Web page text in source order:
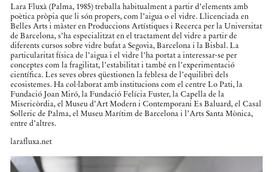
Lara Fluxà (Palma, 1985) treballa habitualment a partir d’elements amb
poètica pròpia que li són propers, com l’aigua o el vidre. Llicenciada en
Belles Arts i màster en Produccions Artístiques i Recerca per la Universitat
de Barcelona, s’ha especialitzat en el tractament del vidre a partir de
diferents cursos sobre vidre bufat a Segovia, Barcelona i la Bisbal. La
particularitat física de l’aigua i el vidre l’ha portat a interessar-se per
conceptes com la fragilitat, l’estabilitat i també en l’experimentació
científica. Les seves obres qüestionen la feblesa de l’equilibri dels
ecosistemes. Ha col·laborat amb institucions com el centre Lo Pati, la
Fundació Joan Miró, la Fundació Felícia Fuster, la Capella de la
Misericòrdia, el Museu d’Art Modern i Contemporani Es Baluard, el Casal
Solleric de Palma, el Museu Marítim de Barcelona i l’Arts Santa Mònica,
entre d’altres.
larafluxa.net